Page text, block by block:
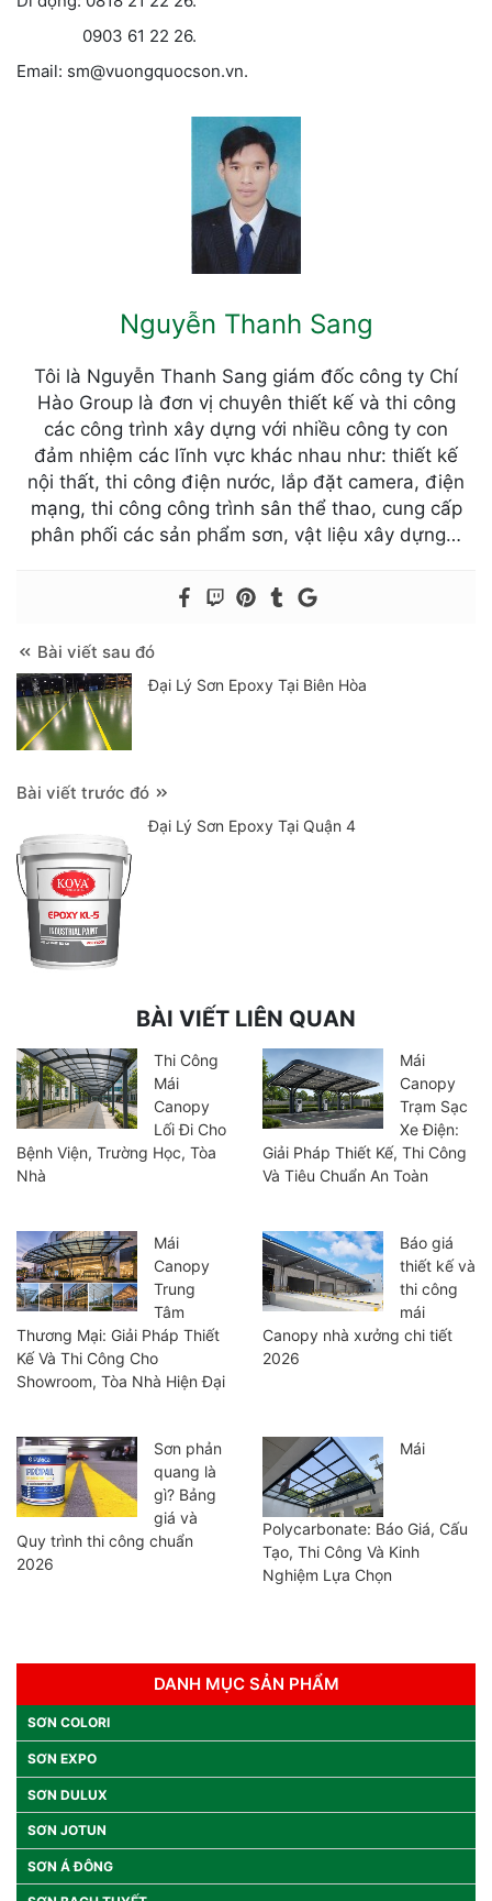
0903 61 22 26.
Email: sm@vuongquocson.vn.
Nguyễn Thanh Sang
Tôi là Nguyễn Thanh Sang giám đốc công ty Chí
Hào Group là đơn vị chuyên thiết kế và thi công
các công trình xây dựng với nhiều công ty con
đảm nhiệm các lĩnh vực khác nhau như: thiết kế
nội thất, thi công điện nước, lắp đặt camera, điện
mạng, thi công công trình sân thể thao, cung cấp
phân phối các sản phẩm sơn, vật liệu xây dựng…
Bài viết sau đó
Đại Lý Sơn Epoxy Tại Biên Hòa
Bài viết trước đó
Đại Lý Sơn Epoxy Tại Quận 4
BÀI VIẾT LIÊN QUAN
Thi Công
Mái
Canopy
Lối Đi Cho
Bệnh Viện, Trường Học, Tòa
Nhà
Mái
Canopy
Trạm Sạc
Xe Điện:
Giải Pháp Thiết Kế, Thi Công
Và Tiêu Chuẩn An Toàn
Mái
Canopy
Trung
Tâm
Thương Mại: Giải Pháp Thiết
Kế Và Thi Công Cho
Showroom, Tòa Nhà Hiện Đại
Báo giá
thiết kế và
thi công
mái
Canopy nhà xưởng chi tiết
2026
Sơn phản
quang là
gì? Bảng
giá và
Quy trình thi công chuẩn
2026
Mái
Polycarbonate: Báo Giá, Cấu
Tạo, Thi Công Và Kinh
Nghiệm Lựa Chọn
DANH MỤC SẢN PHẨM
SƠN COLORI
SƠN EXPO
SƠN DULUX
SƠN JOTUN
SƠN Á ĐÔNG